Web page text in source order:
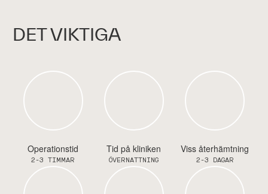
DET VIKTIGA
Operationstid
2-3 TIMMAR
Tid på kliniken
ÖVERNATTNING
Viss återhämtning
2-3 DAGAR